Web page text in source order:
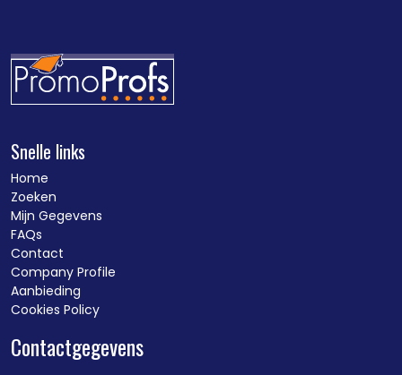
Snelle links
Home
Zoeken
Mijn Gegevens
FAQs
Contact
Company Profile
Aanbieding
Cookies Policy
Contactgegevens